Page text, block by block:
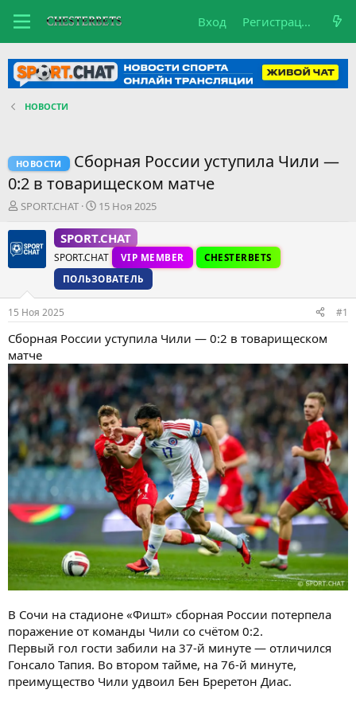
Вход Регистрация
НОВОСТИ
НОВОСТИ
Сборная России уступила Чили —
0:2 в товарищеском матче
А
т
о
е
м
ы
SPORT.CHAT
Д
т
а
н
а
ч
л
а
15 Ноя 2025
SPORT.CHAT
SPORT.CHAT VIP MEMBER
CHESTERBETS
ПОЛЬЗОВАТЕЛЬ
15 Ноя 2025 #1
Сборная России уступила Чили — 0:2 в товарищеском
матче
В Сочи на стадионе «Фишт» сборная России потерпела
поражение от команды Чили со счётом 0:2.
Первый гол гости забили на 37-й минуте — отличился
Гонсало Тапия. Во втором тайме, на 76-й минуте,
преимущество Чили удвоил Бен Бреретон Диас.